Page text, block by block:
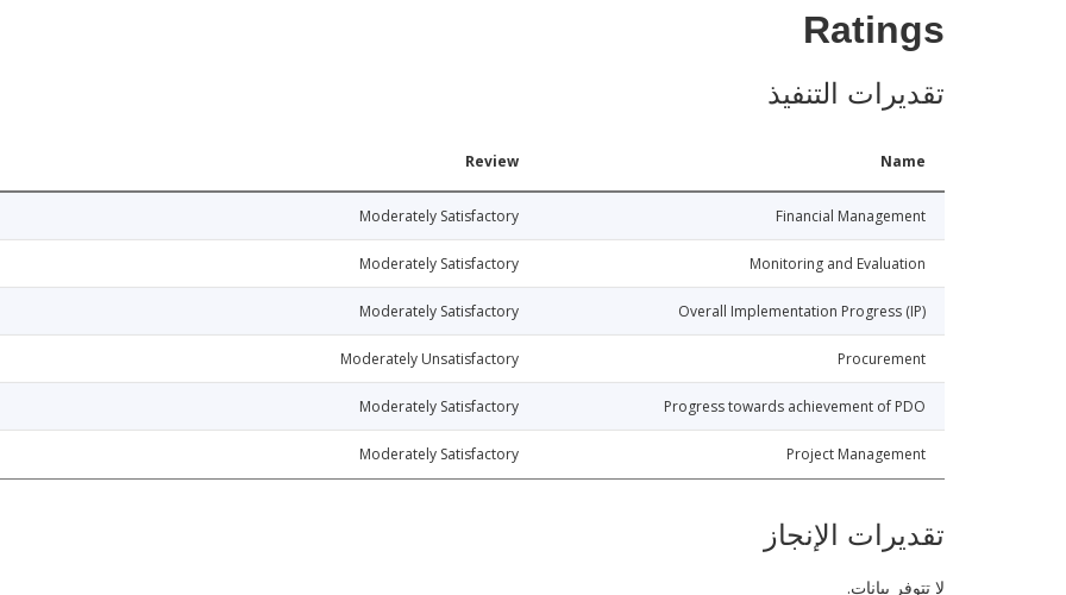
Ratings
تقديرات التنفيذ
Name
Review
Financial Management
Moderately Satisfactory
Monitoring and Evaluation
Moderately Satisfactory
Overall Implementation Progress (IP)
Moderately Satisfactory
Procurement
Moderately Unsatisfactory
Progress towards achievement of PDO
Moderately Satisfactory
Project Management
Moderately Satisfactory
تقديرات الإنجاز
لا تتوفر بيانات.